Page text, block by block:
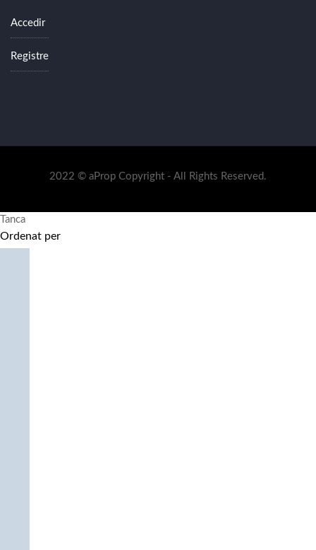
Accedir
Registre
2022 © aProp Copyright - All Rights Reserved.
Tanca
Ordenat per